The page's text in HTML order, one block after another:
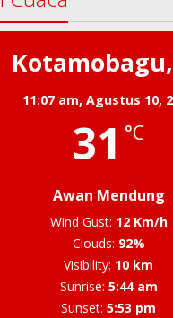
11:07 am, Agustus 10,
31 °C
Awan Mendung
Wind Gust: 12 Km/h
Clouds: 92%
Visibility: 10 km
Sunrise: 5:44 am
Sunset: 5:53 pm